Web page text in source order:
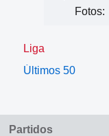
Fotos:
Liga
Últimos 50
Partidos